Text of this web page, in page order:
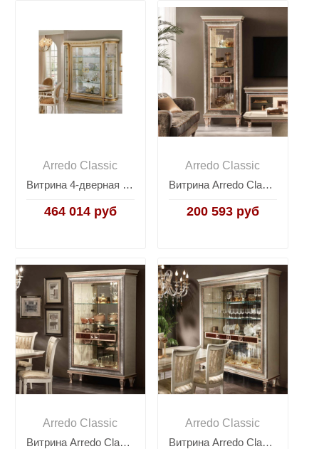
Arredo Classic
Витрина 4-дверная Arredo Classic Melodia
464 014 руб
Arredo Classic
Витрина Arredo Classic Dolce Vita (Дольче Вита), 1-дверная
200 593 руб
Arredo Classic
Витрина Arredo Classic Dolce Vita (Дольче Вита), 2-дверная
Arredo Classic
Витрина Arredo Classic Dolce Vita (Дольче Вита), 3-дверная